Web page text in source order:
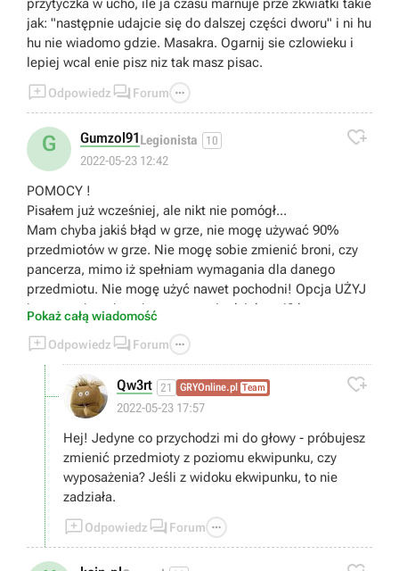
przytyczka w ucho, ile ja czasu marnuje prze zkwiatki takie
jak: "następnie udajcie się do dalszej części dworu" i ni hu
hu nie wiadomo gdzie. Masakra. Ogarnij sie czlowieku i
lepiej wcal enie pisz niz tak masz pisac.
Odpowiedz  Forum 
G Gumzol91Legionista 10
2022-05-23 12:42

POMOCY !
Pisałem już wcześniej, ale nikt nie pomógł...
Mam chyba jakiś błąd w grze, nie mogę używać 90%
przedmiotów w grze. Nie mogę sobie zmienić broni, czy
pancerza, mimo iż spełniam wymagania dla danego
przedmiotu. Nie mogę użyć nawet pochodni! Opcja UŻYJ
jest przyciemniona i po prostu nie działa... 40 h gry.
Odkryte cale podgrodno i nic.
Pokaż całą wiadomość
Odpowiedz  Forum 
Qw3rt 21 GRYOnline.pl Team
2022-05-23 17:57

Hej! Jedyne co przychodzi mi do głowy - próbujesz
zmienić przedmioty z poziomu ekwipunku, czy
wyposażenia? Jeśli z widoku ekwipunku, to nie
zadziała.
Odpowiedz  Forum 